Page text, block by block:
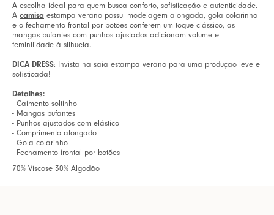
A escolha ideal para quem busca conforto, sofisticação e autenticidade.
A camisa estampa verano possui modelagem alongada, gola colarinho
e o fechamento frontal por botões conferem um toque clássico, as
mangas bufantes com punhos ajustados adicionam volume e
feminilidade à silhueta.
DICA DRESS: Invista na saia estampa verano para uma produção leve e
sofisticada!
Detalhes:
- Caimento soltinho
- Mangas bufantes
- Punhos ajustados com elástico
- Comprimento alongado
- Gola colarinho
- Fechamento frontal por botões
70% Viscose 30% Algodão